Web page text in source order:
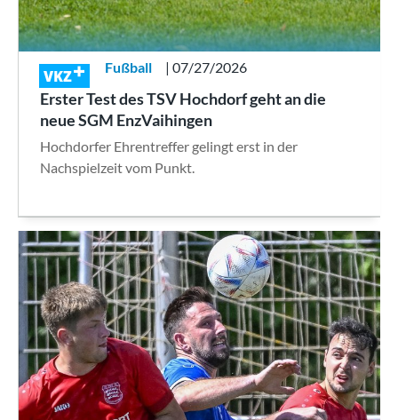
VKZ Fußball | 07/27/2026
Erster Test des TSV Hochdorf geht an die
neue SGM EnzVaihingen
Hochdorfer Ehrentreffer gelingt erst in der
Nachspielzeit vom Punkt.